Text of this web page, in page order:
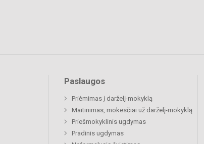
Paslaugos
Priėmimas į darželį-mokyklą
Maitinimas, mokesčiai už darželį-mokyklą
Priešmokyklinis ugdymas
Pradinis ugdymas